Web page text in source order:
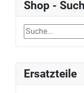
Ersatzteile
Shop -